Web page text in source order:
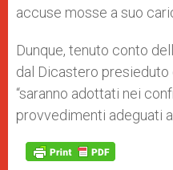
accuse mosse a suo
Dunque, tenuto conto
dal Dicastero presieduto
“saranno adottati nei
provvedimenti adeguati